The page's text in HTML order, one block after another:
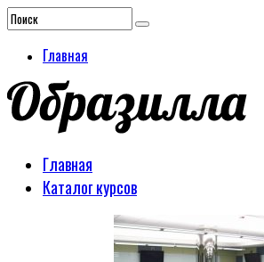
Главная
Главная
Каталог курсов